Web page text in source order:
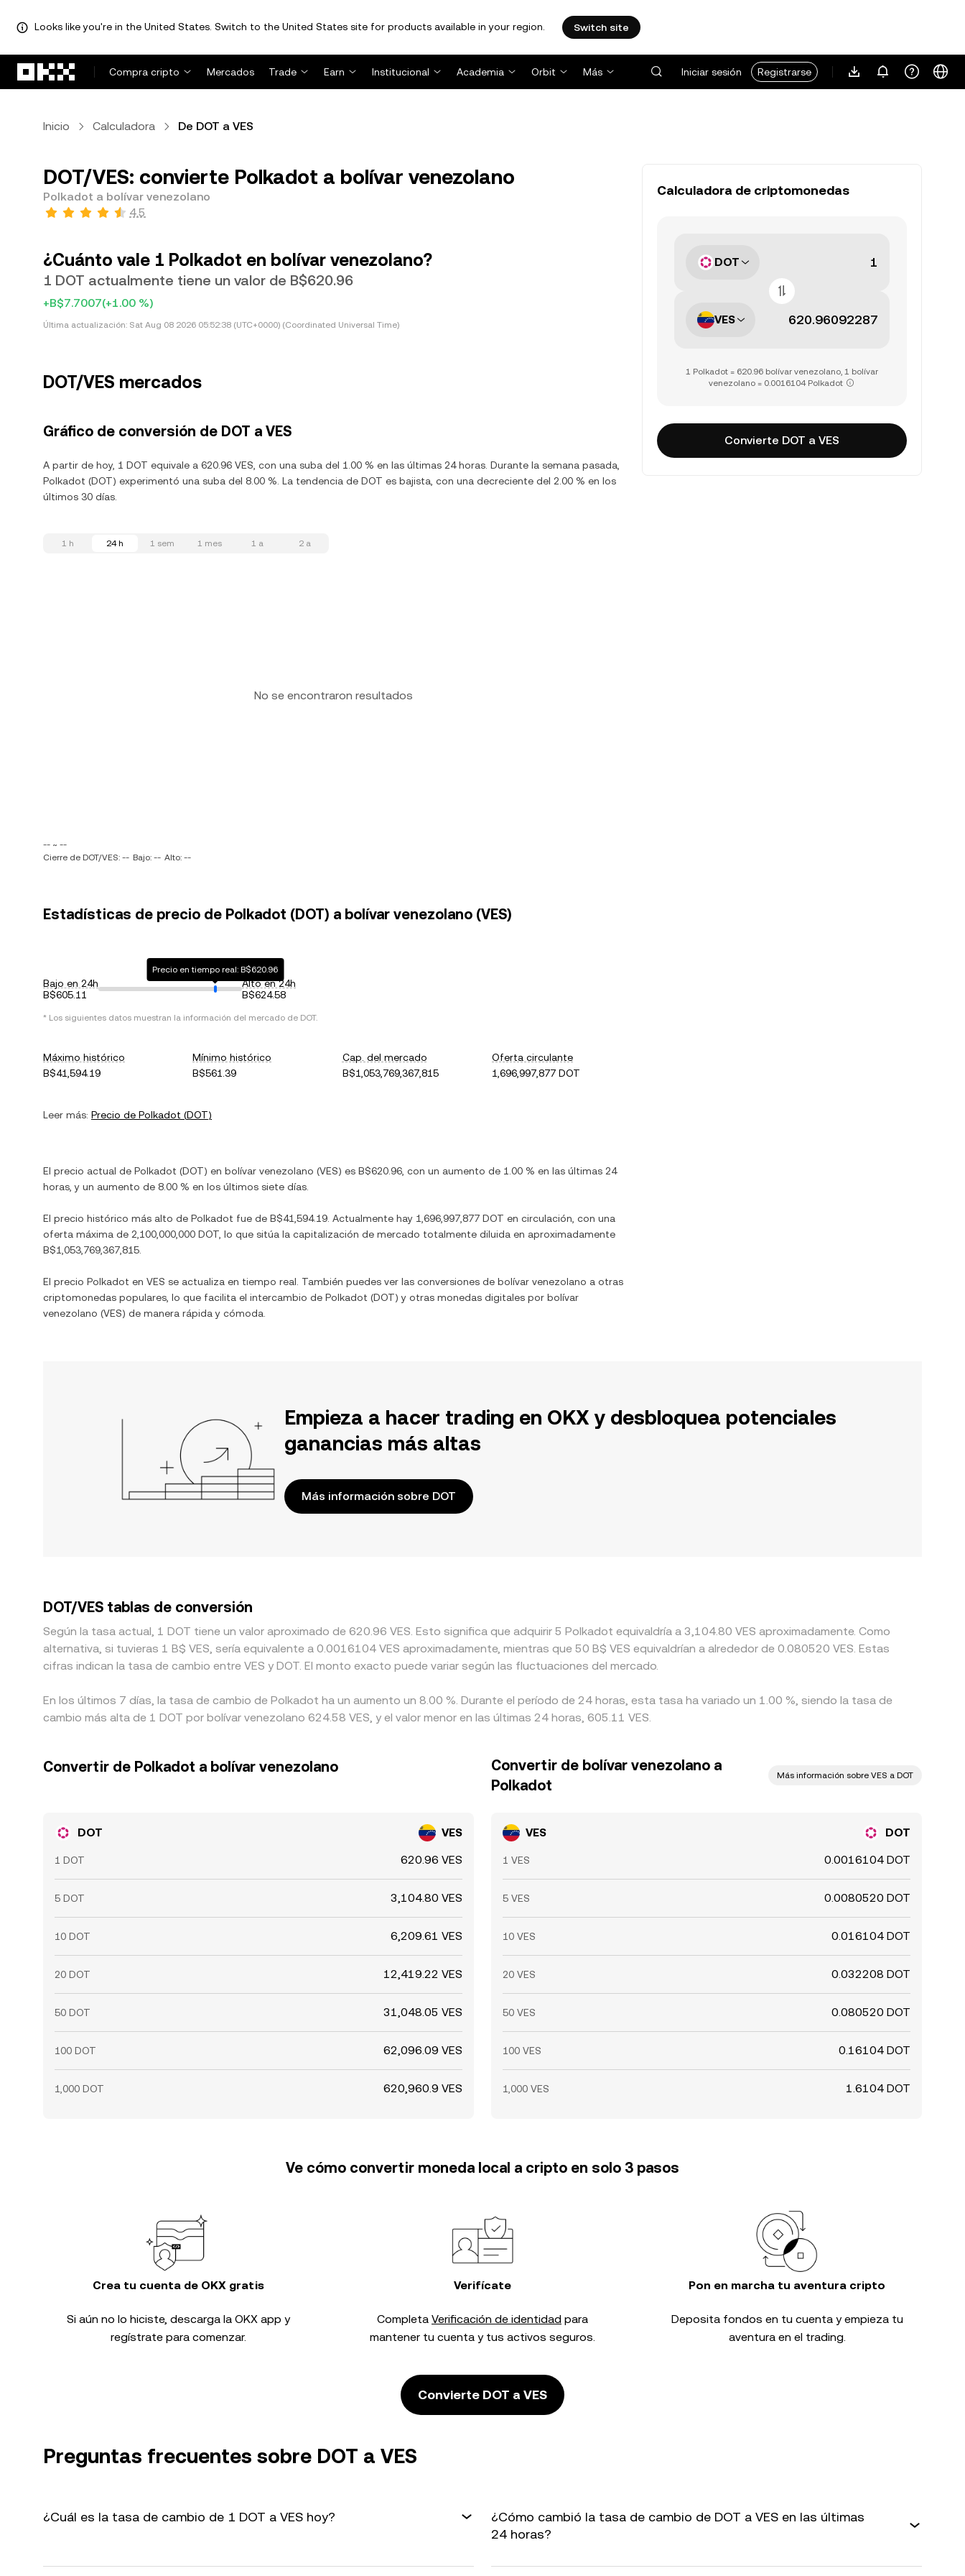
Looks like you're in the United States. Switch to the United States site for products available in your region. Switch site
Compra cripto
Mercados Trade Earn Institucional Academia Orbit Más Iniciar sesión Registrarse
Inicio Calculadora De DOT a VES
DOT/VES: convierte Polkadot a bolívar venezolano
Polkadot a bolívar venezolano
4.5
¿Cuánto vale 1 Polkadot en bolívar venezolano?
1 DOT actualmente tiene un valor de B$620.96
+B$7.7007(+1.00 %)
Última actualización: Sat Aug 08 2026 05:52:38 (UTC+0000) (Coordinated Universal Time)
DOT/VES mercados
Gráfico de conversión de DOT a VES
A partir de hoy, 1 DOT equivale a 620.96 VES, con una suba del 1.00 % en las últimas 24 horas. Durante la semana pasada,
Polkadot (DOT) experimentó una suba del 8.00 %. La tendencia de DOT es bajista, con una decreciente del 2.00 % en los
últimos 30 días.
1 h 24 h 1 sem 1 mes 1 a 2 a
No se encontraron resultados
-- ~ --
Cierre de DOT/VES: -- Bajo: -- Alto: --
Estadísticas de precio de Polkadot (DOT) a bolívar venezolano (VES)
Bajo en 24h
B$605.11
Precio en tiempo real: B$620.96
Alto en 24h
B$624.58
* Los siguientes datos muestran la información del mercado de DOT.
Máximo histórico
B$41,594.19
Mínimo histórico
B$561.39
Cap. del mercado
B$1,053,769,367,815
Oferta circulante
1,696,997,877 DOT
Leer más: Precio de Polkadot (DOT)
El precio actual de Polkadot (DOT) en bolívar venezolano (VES) es B$620.96 , con un aumento de 1.00 % en las últimas 24
horas, y un aumento de 8.00 % en los últimos siete días.
El precio histórico más alto de Polkadot fue de B$41,594.19 . Actualmente hay 1,696,997,877 DOT en circulación, con una
oferta máxima de 2,100,000,000 DOT , lo que sitúa la capitalización de mercado totalmente diluida en aproximadamente
B$1,053,769,367,815
El precio Polkadot en VES se actualiza en tiempo real. También puedes ver las conversiones de bolívar venezolano a otras
criptomonedas populares, lo que facilita el intercambio de Polkadot (DOT) y otras monedas digitales por bolívar
venezolano (VES) de manera rápida y cómoda.
Calculadora de criptomonedas
DOT
VES
1 Polkadot = 620.96 bolívar venezolano, 1 bolívar
venezolano = 0.0016104 Polkadot
Convierte DOT a VES
Empieza a hacer trading en OKX y desbloquea potenciales
ganancias más altas
Más información sobre DOT
DOT/VES tablas de conversión
Según la tasa actual, 1 DOT tiene un valor aproximado de 620.96 VES. Esto significa que adquirir 5 Polkadot equivaldría a 3,104.80 VES aproximadamente. Como
alternativa, si tuvieras 1 B$ VES, sería equivalente a 0.0016104 VES aproximadamente, mientras que 50 B$ VES equivaldrían a alrededor de 0.080520 VES. Estas
cifras indican la tasa de cambio entre VES y DOT. El monto exacto puede variar según las fluctuaciones del mercado.
En los últimos 7 días, la tasa de cambio de Polkadot ha un aumento un 8.00 %. Durante el período de 24 horas, esta tasa ha variado un 1.00 %, siendo la tasa de
cambio más alta de 1 DOT por bolívar venezolano 624.58 VES, y el valor menor en las últimas 24 horas, 605.11 VES.
Convertir de Polkadot a bolívar venezolano
DOT VES
1 DOT 620.96 VES
5 DOT 3,104.80 VES
10 DOT 6,209.61 VES
20 DOT 12,419.22 VES
50 DOT 31,048.05 VES
100 DOT 62,096.09 VES
1,000 DOT 620,960.9 VES
Convertir de bolívar venezolano a
Polkadot
Más información sobre VES a DOT
VES DOT
1 VES 0.0016104 DOT
5 VES 0.0080520 DOT
10 VES 0.016104 DOT
20 VES 0.032208 DOT
50 VES 0.080520 DOT
100 VES 0.16104 DOT
1,000 VES 1.6104 DOT
Ve cómo convertir moneda local a cripto en solo 3 pasos
Crea tu cuenta de OKX gratis
Si aún no lo hiciste, descarga la OKX app y
regístrate para comenzar.
Verifícate
Completa Verificación de identidad para
mantener tu cuenta y tus activos seguros.
Pon en marcha tu aventura cripto
Deposita fondos en tu cuenta y empieza tu
aventura en el trading.
Convierte DOT a VES
Preguntas frecuentes sobre DOT a VES
¿Cuál es la tasa de cambio de 1 DOT a VES hoy?
¿Cómo cambió la tasa de cambio de DOT a VES en las últimas
24 horas?